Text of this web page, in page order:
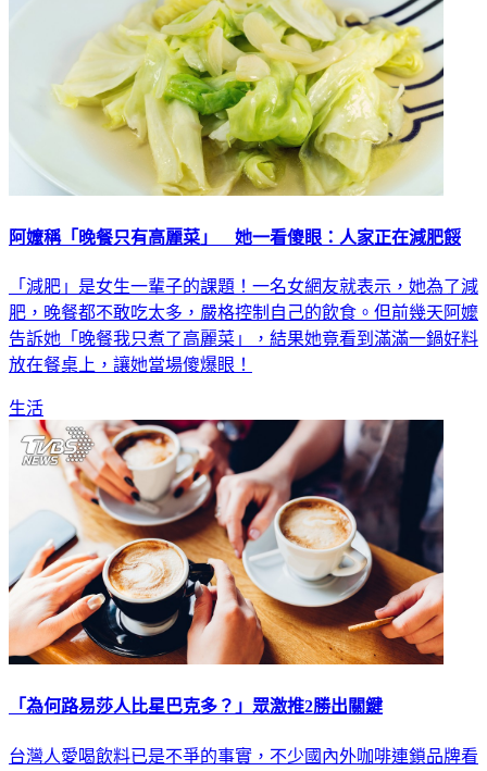
阿嬤稱「晚餐只有高麗菜」 她一看傻眼：人家正在減肥餒
「減肥」是女生一輩子的課題！一名女網友就表示，她為了減
肥，晚餐都不敢吃太多，嚴格控制自己的飲食。但前幾天阿嬤
告訴她「晚餐我只煮了高麗菜」，結果她竟看到滿滿一鍋好料
放在餐桌上，讓她當場傻爆眼！
生活
「為何路易莎人比星巴克多？」眾激推2勝出關鍵
台灣人愛喝飲料已是不爭的事實，不少國內外咖啡連鎖品牌看